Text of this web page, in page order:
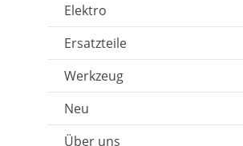
Elektro
Ersatzteile
Werkzeug
Neu
Über uns